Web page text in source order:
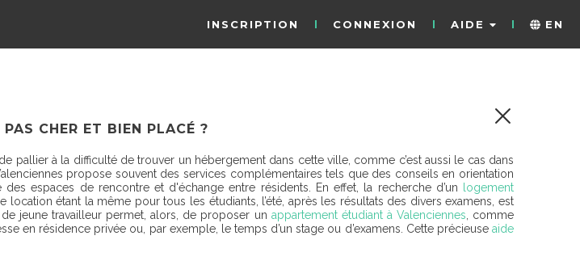
INSCRIPTION CONNEXION AIDE EN
CHER ET BIEN PLACÉ ?
pallier à la difficulté de trouver un hébergement dans cette ville, comme c’est aussi le cas dans
propose souvent des services complémentaires tels que des conseils en orientation
espaces de rencontre et d'échange entre résidents. En effet, la recherche d’un
logement
étant la même pour tous les étudiants, l’été, après les résultats des divers examens, est
jeune travailleur permet, alors, de proposer un appartement étudiant à Valenciennes , comme
en résidence privée ou, par exemple, le temps d’un stage ou d’examens. Cette précieuse aide